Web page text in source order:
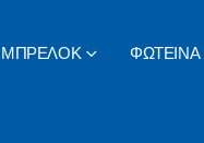
ΜΠΡΕΛΟΚ ΦΩΤΕΙΝΑ